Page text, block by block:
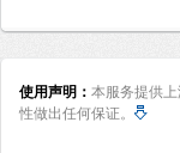
使用声明： 本服务提供
性做出任何保证。